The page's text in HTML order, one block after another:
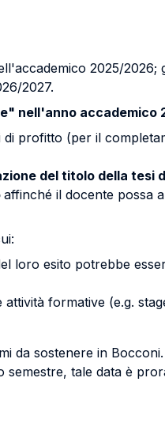
2025/2026;
2027.
nell'anno accademico
profitto (per il
del titolo della tesi
affinché il docente possa
loro esito potrebbe
formative (e.g.
da sostenere in Bocconi.
semestre, tale data è